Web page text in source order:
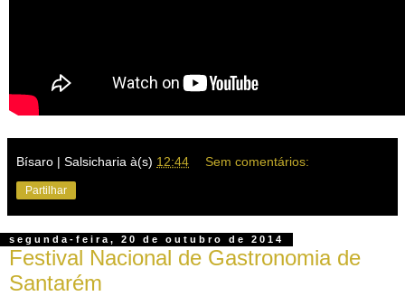
Bísaro | Salsicharia à(s) 12:44 Sem comentários:
Partilhar
segunda-feira, 20 de outubro de 2014
Festival Nacional de Gastronomia de
Santarém